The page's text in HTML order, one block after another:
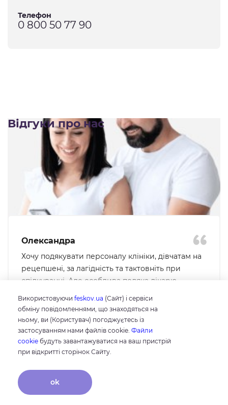
Телефон
0 800 50 77 90
Відгуки про нас
Олександра
Хочу подякувати персоналу клініки, дівчатам на
рецепшені, за лагідність та тактовніть при
спілкуванні. Але особлива подяка лікарю
професіоналізм та уважність до того що мене
турбувало, ми були на звʼязку для подальшого
вирішення проблеми, що було для мене дуже
важливо - відчуття розуміння та підтримки. В цю
клініку хочеться і не страшно повертатися. Ще
комфортно, все продумано для кращих умов
пацієнта.
Читати відгуки
Всі відгуки
Використовуючи feskov.ua (Сайт) і сервіси
обміну повідомленнями, що знаходяться на
ньому, ви (Користувач) погоджуєтесь із
застосуванням нами файлів cookie. Файли
cookie будуть завантажуватися на ваш пристрій
при відкритті сторінок Сайту.
ok